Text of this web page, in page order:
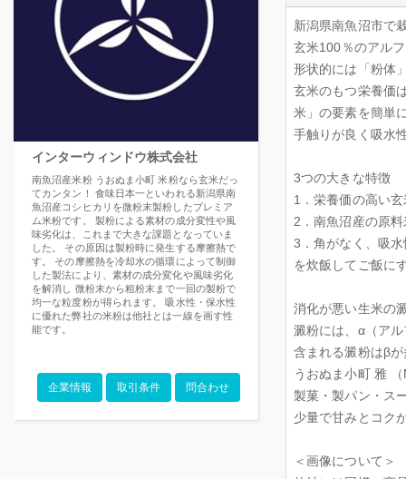
インターウィンドウ株式会社
南魚沼産米粉 うおぬま小町 米粉なら玄米だっ
てカンタン！ 食味日本一といわれる新潟県南
魚沼産コシヒカリを微粉末製粉したプレミア
ム米粉です。 製粉による素材の成分変性や風
味劣化は、これまで大きな課題となっていま
した。 その原因は製粉時に発生する摩擦熱で
す。 その摩擦熱を冷却水の循環によって制御
した製法により、素材の成分変化や風味劣化
を解消し 微粉末から粗粉末まで一回の製粉で
均一な粒度粉が得られます。 吸水性・保水性
に優れた弊社の米粉は他社とは一線を画す性
能です。
企業情報 取引条件 問合わせ
新潟県南魚沼市で
玄米100％のアル
形状的には「粉体
玄米のもつ栄養価
米」の要素を簡単
手触りが良く吸水
3つの大きな特徴
1．栄養価の高い
2．南魚沼産の原
3．角がなく、吸
を炊飯してご飯に
消化が悪い生米の
澱粉には、α（ア
含まれる澱粉はβ
うおぬま小町 雅
製菓・製パン・ス
少量で甘みとコク
＜画像について＞